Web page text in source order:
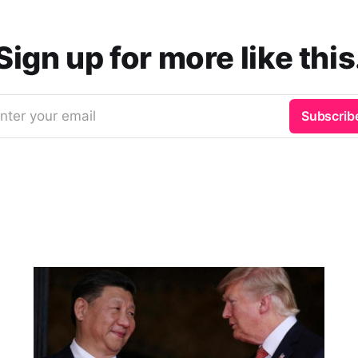
up for more like
your email